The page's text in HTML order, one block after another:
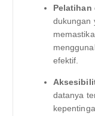
Pelatihan
dukungan
efektif.
datanya